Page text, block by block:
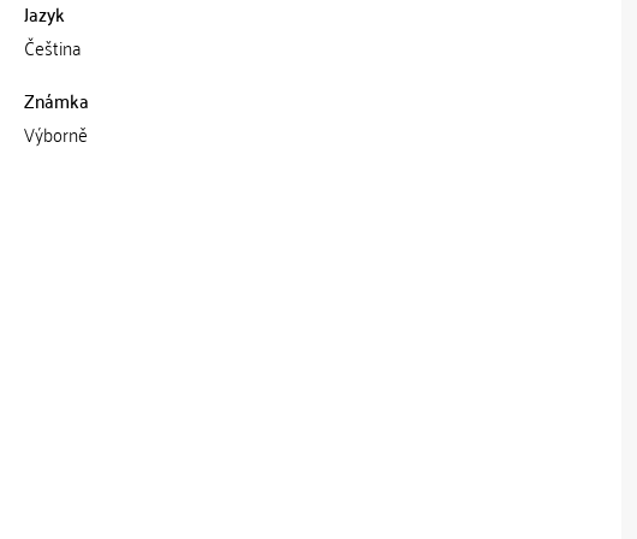
Jazyk
Čeština
Známka
Výborně